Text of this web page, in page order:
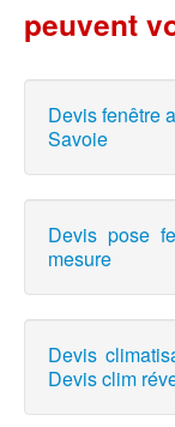
peuvent
Devis fenêtre
Savoie
Devis pose
mesure
Devis
Devis clim